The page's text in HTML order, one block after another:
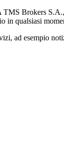
Brokers
in qualsiasi
ad esempio